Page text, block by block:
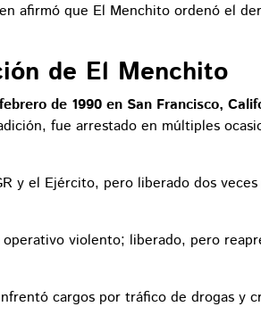
afirmó que El Menchito ordenó el
de El Menchito
de 1990 en San Francisco,
fue arrestado en múltiples
y el Ejército, pero liberado dos
violento; liberado, pero
cargos por tráfico de drogas y